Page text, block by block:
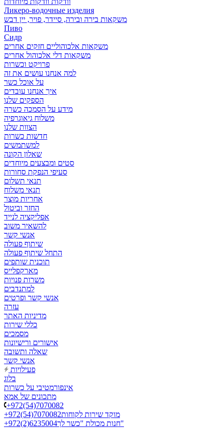
Ликеро-водочные изделия
משקאות בירה ובירה, סיידר, פויר, יין דבש
Пиво
Сидр
משקאות אלכוהוליים חזקים אחרים
משקאות דלי אלכוהול אחרים
פרויקט וכשרות
למה אנחנו עושים את זה
על אוכל כשר
איך אנחנו עובדים
הספקים שלנו
מידע על הסמכה כשרה
משלוח גיאוגרפיה
הצוות שלנו
חדשות כשרות
למשתמשים
שאלון הקונה
סטים ומבצעים מיוחדים
סעיפי הנפקת סחורות
תנאי תשלום
תנאי משלוח
אחריות מוצר
החזר וביטול
אפליקציה לנייד
להשאיר משוב
אנשי קשר
שיתוף פעולה
התחל שיתוף פעולה
תוכנית שותפים
מארקפלייס
משרות פנויות
למתנדבים
אנשי קשר ופרטים
עזרה
מדיניות האתר
כללי שירות
מסמכים
אישורים ורישיונות
שאלה ותשובה
אנשי קשר
פעילויות
בלוג
אינפורמטיבי על כשרות
מתכונים של אמא
+972(54)7070082
+972(54)7070082מוקד שירות לקוחות
+972(2)6235004
חנות מכולת "כשר לך"